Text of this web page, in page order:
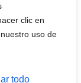
clic en
uso de
todo